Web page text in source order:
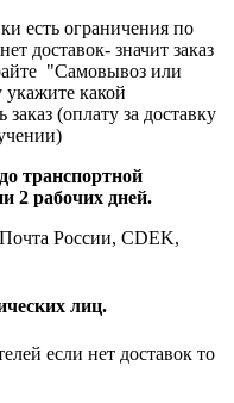
есть ограничения по
доставок- значит заказ
"Самовывоз или
какой
(оплату за доставку
транспортной
2 рабочих дней.
Почта России, CDEK,
лиц.
если нет доставок то